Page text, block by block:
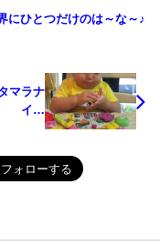
にひとつだけのは～な～♪
マラナ
イ…